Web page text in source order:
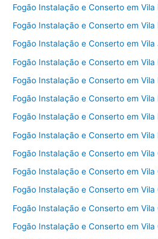
Fogão Instalação e Conserto em Vila
Fogão Instalação e Conserto em Vila
Fogão Instalação e Conserto em Vila
Fogão Instalação e Conserto em Vila
Fogão Instalação e Conserto em Vila
Fogão Instalação e Conserto em Vila
Fogão Instalação e Conserto em Vila
Fogão Instalação e Conserto em Vila
Fogão Instalação e Conserto em Vila
Fogão Instalação e Conserto em Vila
Fogão Instalação e Conserto em Vila
Fogão Instalação e Conserto em Vila
Fogão Instalação e Conserto em Vila